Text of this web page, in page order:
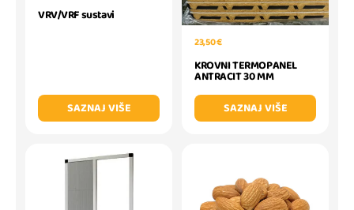
VRV/VRF sustavi
SAZNAJ VIŠE
23,50 €
KROVNI TERMOPANEL
ANTRACIT 30 MM
SAZNAJ VIŠE